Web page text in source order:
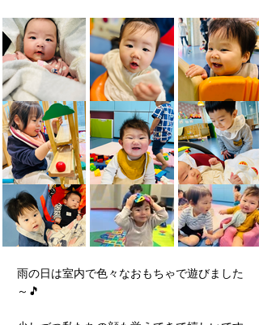
雨の日は室内で色々なおもちゃで遊びました
～🎵